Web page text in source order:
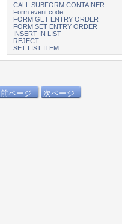
CALL SUBFORM CONTAINER
Form event code
FORM GET ENTRY ORDER
FORM SET ENTRY ORDER
INSERT IN LIST
REJECT
SET LIST ITEM
前ページ 次ページ